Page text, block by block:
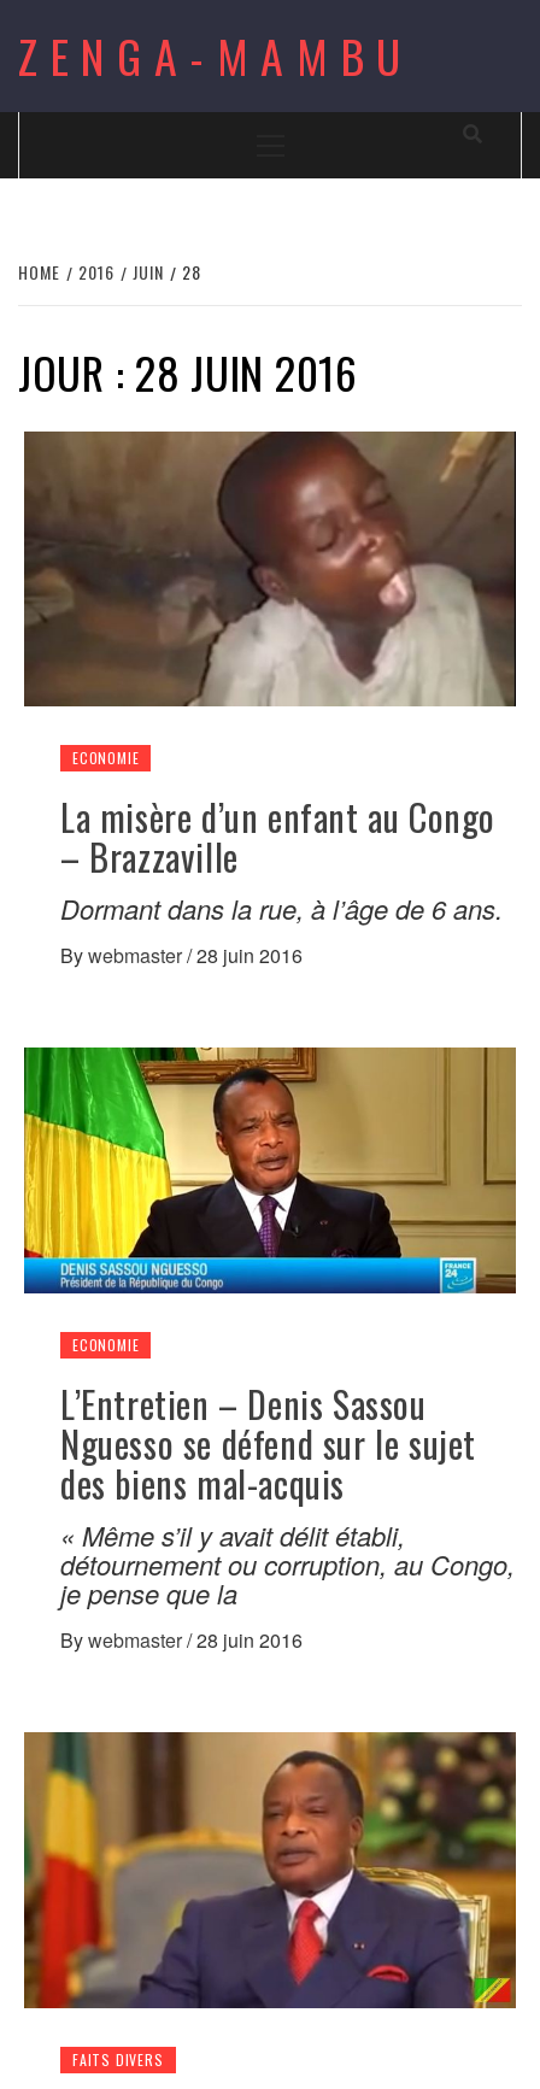
content
ZENGA-MAMBU
HOME 2016 JUIN 28
JOUR : 28 JUIN 2016
ECONOMIE
La misère d’un enfant au Congo
– Brazzaville
Dormant dans la rue, à l’âge de 6 ans.
Bywebmaster/28 juin 2016
ECONOMIE
L’Entretien – Denis Sassou
Nguesso se défend sur le sujet
des biens mal-acquis
« Même s’il y avait délit établi,
détournement ou corruption, au Congo,
je pense que la
Bywebmaster/28 juin 2016
FAITS DIVERS